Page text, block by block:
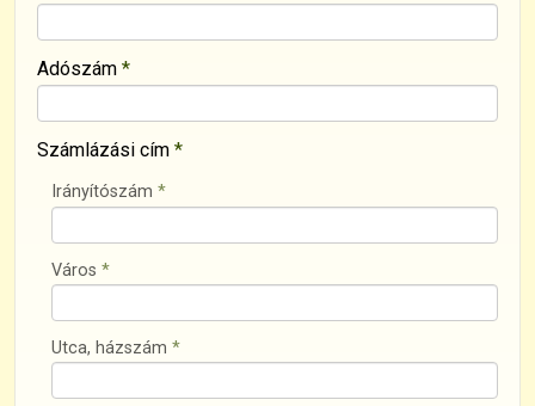
Adószám *
Számlázási cím *
Irányítószám *
Város *
Utca, házszám *